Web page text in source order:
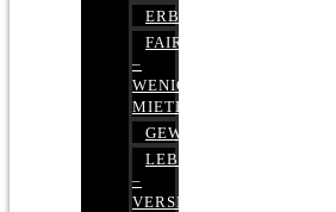
ERBRECHT
FAIRMIETEN
–
WENIGER
MIETE
GEWERBERECHT
LEBENSVERSICHERUNG
–
VERSICHERUNGSRECHT